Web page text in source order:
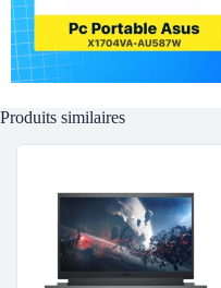
Produits similaires